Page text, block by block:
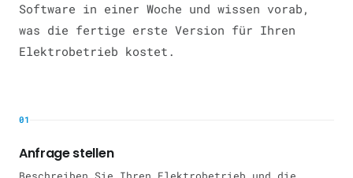
Software in einer Woche und wissen vorab,
was die fertige erste Version für Ihren
Elektrobetrieb kostet.
01
Anfrage stellen